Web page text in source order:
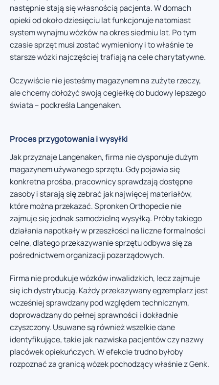
następnie stają się własnością pacjenta. W domach
opieki od około dziesięciu lat funkcjonuje natomiast
system wynajmu wózków na okres siedmiu lat. Po tym
czasie sprzęt musi zostać wymieniony i to właśnie te
starsze wózki najczęściej trafiają na cele charytatywne.
Oczywiście nie jesteśmy magazynem na zużyte rzeczy,
ale chcemy dołożyć swoją cegiełkę do budowy lepszego
świata – podkreśla Langenaken.
Proces przygotowania i wysyłki
Jak przyznaje Langenaken, firma nie dysponuje dużym
magazynem używanego sprzętu. Gdy pojawia się
konkretna prośba, pracownicy sprawdzają dostępne
zasoby i starają się zebrać jak najwięcej materiałów,
które można przekazać. Spronken Orthopedie nie
zajmuje się jednak samodzielną wysyłką. Próby takiego
działania napotkały w przeszłości na liczne formalności
celne, dlatego przekazywanie sprzętu odbywa się za
pośrednictwem organizacji pozarządowych.
Firma nie produkuje wózków inwalidzkich, lecz zajmuje
się ich dystrybucją. Każdy przekazywany egzemplarz jest
wcześniej sprawdzany pod względem technicznym,
doprowadzany do pełnej sprawności i dokładnie
czyszczony. Usuwane są również wszelkie dane
identyfikujące, takie jak nazwiska pacjentów czy nazwy
placówek opiekuńczych. W efekcie trudno byłoby
rozpoznać za granicą wózek pochodzący właśnie z Genk.